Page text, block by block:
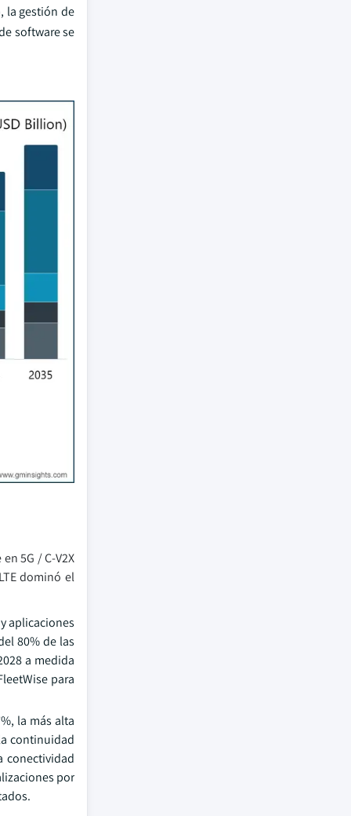
la gestión de
software se
5G / C-V2X
dominó el
aplicaciones
80% de las
a medida
para
la más alta
continuidad
conectividad
por